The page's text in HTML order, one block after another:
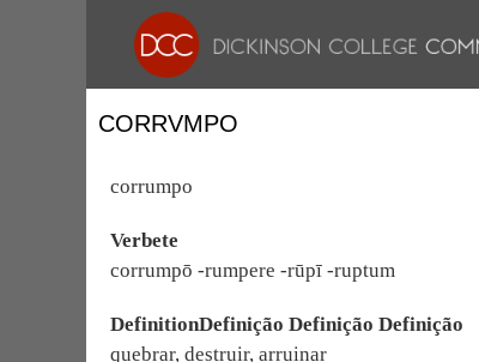
CORRVMPO
corrumpo
Verbete
corrumpō -rumpere -rūpī -ruptum
DefinitionDefinição Definição Definição
quebrar, destruir, arruinar